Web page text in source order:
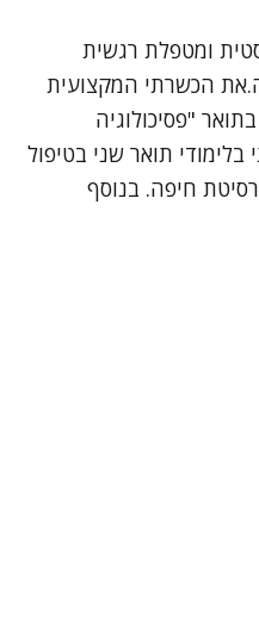
ומטפלת רגשית
הכשרתי המקצועית
"פסיכולוגיה
בלימודי תואר שני בטיפול
חיפה. בנוסף